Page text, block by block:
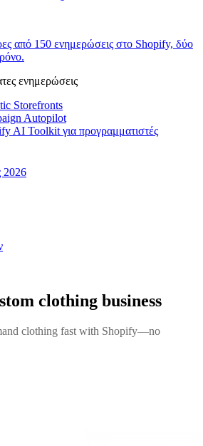
από 150 ενημερώσεις στο Shopify, δύο
ενημερώσεις
Storefronts
Autopilot
AI Toolkit για προγραμματιστές
2026
clothing business
clothing fast with Shopify—no